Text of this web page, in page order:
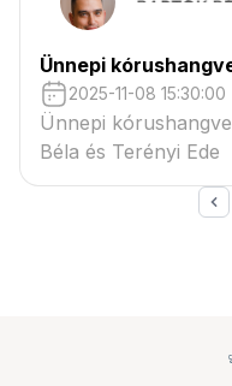
Ünnepi
2025-11-08 15:30:00
Ünnepi
Béla és Terényi Ede